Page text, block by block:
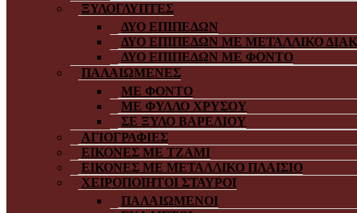
ΞΥΛΟΓΛΥΠΤΕΣ
ΔΥΟ ΕΠΙΠΕΔΩΝ
ΔΥΟ ΕΠΙΠΕΔΩΝ ΜΕ ΜΕΤΑΛΛΙΚΟ
ΔΥΟ ΕΠΙΠΕΔΩΝ ΜΕ ΦΟΝΤΟ
ΠΑΛΑΙΩΜΕΝΕΣ
ΜΕ ΦΟΝΤΟ
ΜΕ ΦΥΛΛΟ ΧΡΥΣΟΥ
ΣΕ ΞΥΛΟ ΒΑΡΕΛΙΟΥ
ΑΓΙΟΓΡΑΦΙΕΣ
ΕΙΚΟΝΕΣ ΜΕ ΤΖΑΜΙ
ΕΙΚΟΝΕΣ ΜΕ ΜΕΤΑΛΛΙΚΟ ΠΛΑΙΣΙΟ
ΧΕΙΡΟΠΟΙΗΤΟΙ ΣΤΑΥΡΟΙ
ΠΑΛΑΙΩΜΕΝΟΙ